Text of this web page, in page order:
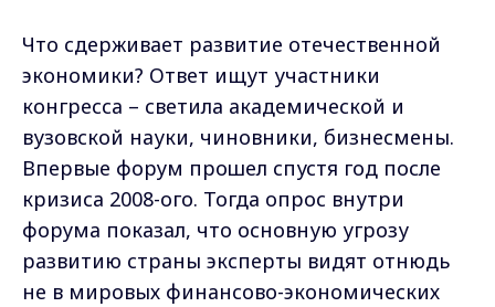
Что сдерживает развитие отечественной
экономики? Ответ ищут участники
конгресса – светила академической и
вузовской науки, чиновники, бизнесмены.
Впервые форум прошел спустя год после
кризиса 2008-ого. Тогда опрос внутри
форума показал, что основную угрозу
развитию страны эксперты видят отнюдь
не в мировых финансово-экономических